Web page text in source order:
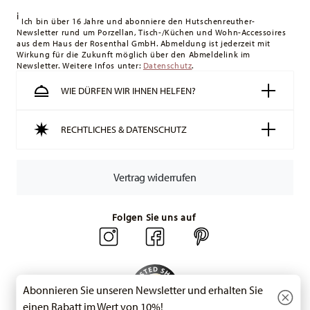
Lieferung erfolgt versandkostenfrei.
Schweiz:Lieferungen in die Schweiz sind ab 49,90 CHF
versandkostenfrei. Unter einem Bestellwert von 49,90 CHF
liegen die Versandkosten bei 36,90 CHF.
Tracking:
Sie erhalten per E-Mail einen Trackingcode, sobald
Ihr Paket auf die Reise geht.
vorrätige Artikel. Sie können die Lieferzeiten in andere
Retourenservice.
i Ich bin über 16 Jahre und abonniere den Hutschenreuther-
Newsletter rund um Porzellan, Tisch-/Küchen und Wohn-Accessoires
aus dem Haus der Rosenthal GmbH. Abmeldung ist jederzeit mit
Wirkung für die Zukunft möglich über den Abmeldelink im
Newsletter. Weitere Infos unter: Datenschutz.
WIE DÜRFEN WIR IHNEN HELFEN?
RECHTLICHES & DATENSCHUTZ
Vertrag widerrufen
Folgen Sie uns auf
Abonnieren Sie unseren Newsletter und erhalten Sie
einen Rabatt im Wert von 10%!